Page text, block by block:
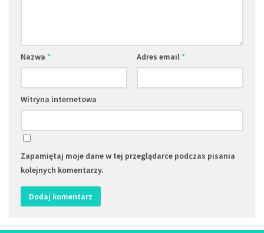
Nazwa * Adres email*
Witryna internetowa
Zapamiętaj moje dane w tej przeglądarce podczas pisania
kolejnych komentarzy.